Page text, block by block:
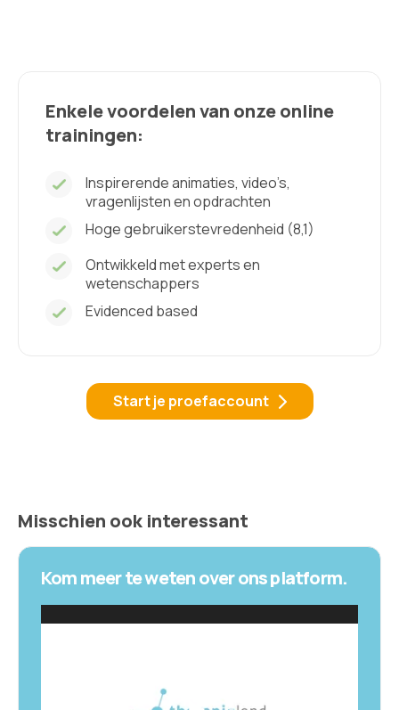
Enkele voordelen van onze online
trainingen:
Inspirerende animaties, video’s,
vragenlijsten en opdrachten
Hoge gebruikerstevredenheid (8,1)
Ontwikkeld met experts en
wetenschappers
Evidenced based
Start je proefaccount
Misschien ook interessant
Kom meer te weten over ons platform.